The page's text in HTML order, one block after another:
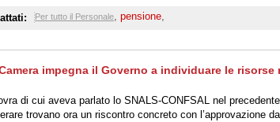
Per tutto il Personale, pensione,
impegna il Governo a individuare le risorse
di cui aveva parlato lo SNALS-CONFSAL nel
trovano ora un riscontro concreto con l’approvazione